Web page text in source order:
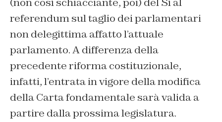
(non così schiacciante, poi) del Sì al
referendum sul taglio dei parlamentari
non delegittima affatto l’attuale
parlamento. A differenza della
precedente riforma costituzionale,
infatti, l’entrata in vigore della modifica
della Carta fondamentale sarà valida a
partire dalla prossima legislatura.